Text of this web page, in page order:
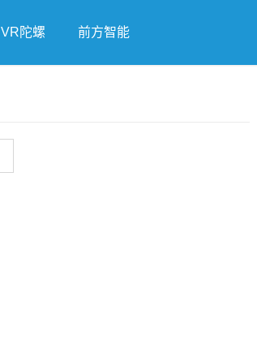
VR陀螺 前方智能